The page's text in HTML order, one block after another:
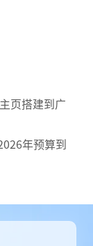
页搭建到广
年预算到